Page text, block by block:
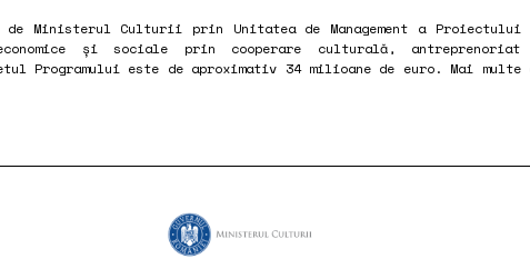
de Ministerul Culturii prin Unitatea de Management a
și sociale prin cooperare culturală, antreprenoriat
Programului este de aproximativ 34 milioane de euro. Mai